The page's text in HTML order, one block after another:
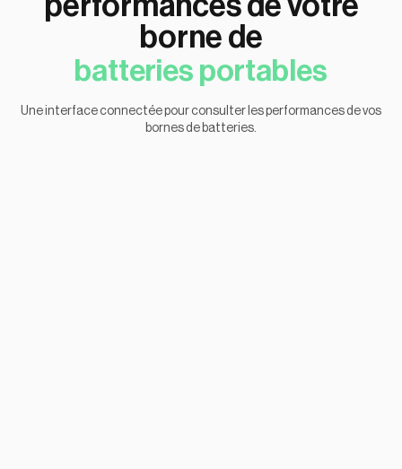
borne de
batteries portables
Une interface connectée pour consulter les performances de vos
bornes de batteries.